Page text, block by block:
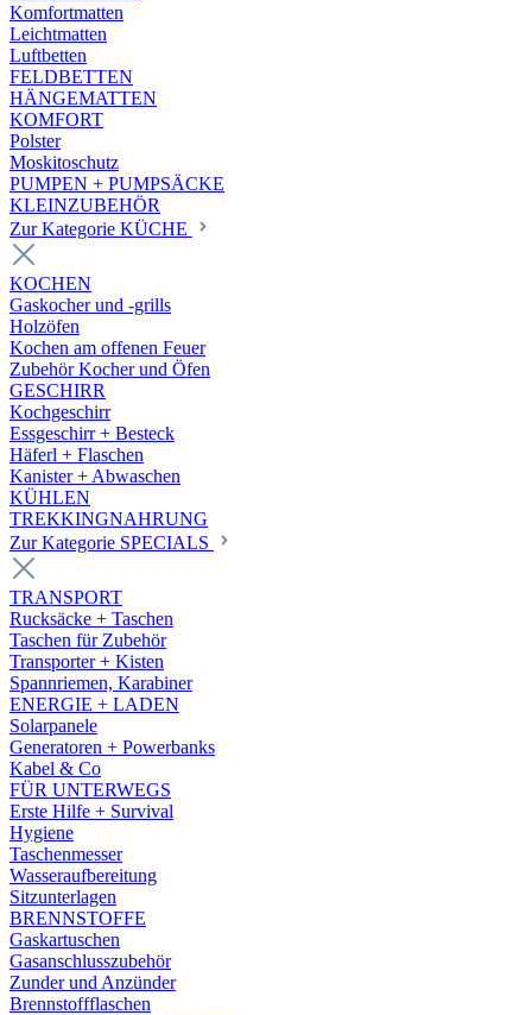
Komfortmatten
Leichtmatten
Luftbetten
FELDBETTEN
HÄNGEMATTEN
KOMFORT
Polster
Moskitoschutz
PUMPEN + PUMPSÄCKE
KLEINZUBEHÖR
Zur Kategorie KÜCHE
KOCHEN
Gaskocher und -grills
Holzöfen
Kochen am offenen Feuer
Zubehör Kocher und Öfen
GESCHIRR
Kochgeschirr
Essgeschirr + Besteck
Häferl + Flaschen
Kanister + Abwaschen
KÜHLEN
TREKKINGNAHRUNG
Zur Kategorie SPECIALS
TRANSPORT
Rucksäcke + Taschen
Taschen für Zubehör
Transporter + Kisten
Spannriemen, Karabiner
ENERGIE + LADEN
Solarpanele
Generatoren + Powerbanks
Kabel & Co
FÜR UNTERWEGS
Erste Hilfe + Survival
Hygiene
Taschenmesser
Wasseraufbereitung
Sitzunterlagen
BRENNSTOFFE
Gaskartuschen
Gasanschlusszubehör
Zunder und Anzünder
Brennstoffflaschen